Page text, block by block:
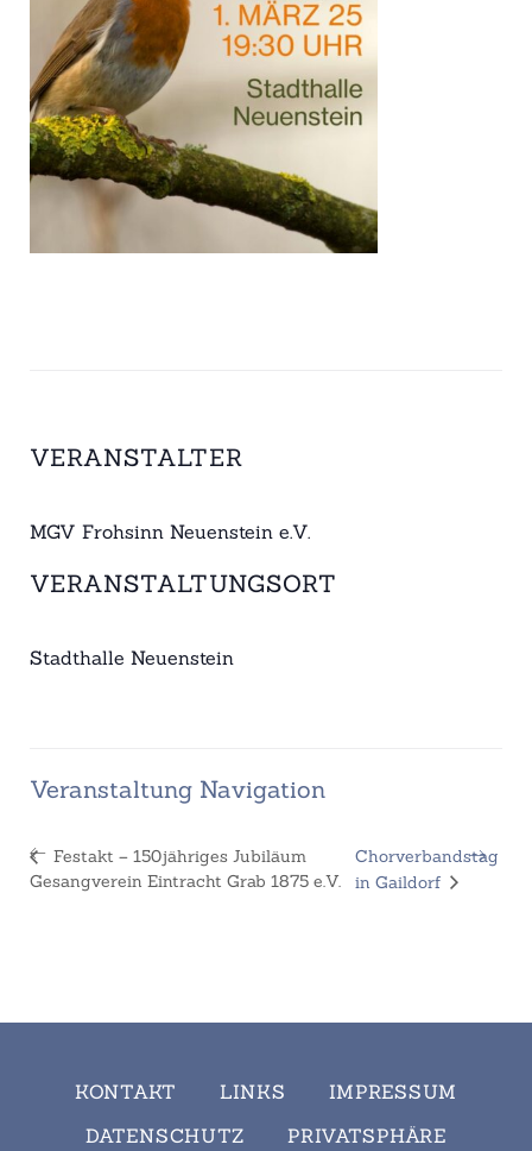
VERANSTALTER
MGV Frohsinn Neuenstein e.V.
VERANSTALTUNGSORT
Stadthalle Neuenstein
Veranstaltung Navigation
Festakt – 150jähriges Jubiläum
Gesangverein Eintracht Grab 1875 e.V.
Chorverbandstag
in Gaildorf
KONTAKT LINKS
IMPRESSUM
DATENSCHUTZ
PRIVATSPHÄRE